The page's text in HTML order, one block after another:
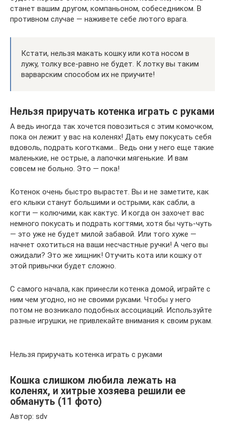
станет вашим другом, компаньоном, собеседником. В
противном случае — наживете себе лютого врага.
Кстати, нельзя макать кошку или кота носом в
лужу, толку все-равно не будет. К лотку вы таким
варварским способом их не приучите!
Нельзя приручать котенка играть с руками
А ведь иногда так хочется повозиться с этим комочком,
пока он лежит у вас на коленях! Дать ему покусать себя
вдоволь, подрать коготками… Ведь они у него еще такие
маленькие, не острые, а лапочки мягенькие. И вам
совсем не больно. Это — пока!
Котенок очень быстро вырастет. Вы и не заметите, как
его клыки станут большими и острыми, как сабли, а
когти — колючими, как кактус. И когда он захочет вас
немного покусать и подрать когтями, хотя бы чуть-чуть
— это уже не будет милой забавой. Или того хуже —
начнет охотиться на ваши несчастные ручки! А чего вы
ожидали? Это же хищник! Отучить кота или кошку от
этой привычки будет сложно.
С самого начала, как принесли котенка домой, играйте с
ним чем угодно, но не своими руками. Чтобы у него
потом не возникало подобных ассоциаций. Используйте
разные игрушки, не привлекайте внимания к своим рукам.
Нельзя приручать котенка играть с руками
Кошка слишком любила лежать на
коленях, и хитрые хозяева решили ее
обмануть (11 фото)
Автор: sdv